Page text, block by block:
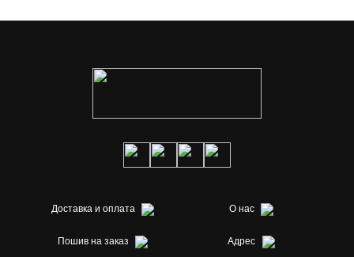
Доставка и оплата О нас
Пошив на заказ Адрес